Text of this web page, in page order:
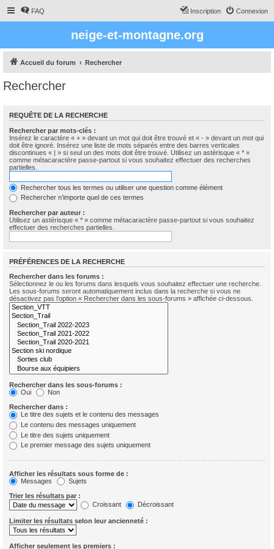
FAQ Connexion
Inscription
neige-et-montagne.org
Accueil du forum Rechercher
Rechercher
REQUÊTE DE LA RECHERCHE
Rechercher par mots-clés :
Insérez le caractère « + » devant un mot qui doit être trouvé et « - » devant un mot qui
doit être ignoré. Insérez une liste de mots séparés entre des barres verticales
discontinues « | » si seul un des mots doit être trouvé. Utilisez un astérisque « * »
comme métacaractère passe-partout si vous souhaitez effectuer des recherches
partielles.
Rechercher tous les termes ou utiliser une question comme élément
Rechercher n’importe quel de ces termes
Rechercher par auteur :
Utilisez un astérisque « * » comme métacaractère passe-partout si vous souhaitez
effectuer des recherches partielles.
PRÉFÉRENCES DE LA RECHERCHE
Rechercher dans les forums :
Sélectionnez le ou les forums dans lesquels vous souhaitez effectuer une recherche.
Les sous-forums seront automatiquement inclus dans la recherche si vous ne
désactivez pas l’option « Rechercher dans les sous-forums » affichée ci-dessous.
Rechercher dans les sous-forums :
Oui
Non
Rechercher dans :
Le titre des sujets et le contenu des messages
Le contenu des messages uniquement
Le titre des sujets uniquement
Le premier message des sujets uniquement
Afficher les résultats sous forme de :
Messages
Sujets
Trier les résultats par :
Croissant
Décroissant
Limiter les résultats selon leur ancienneté :
Afficher seulement les premiers :